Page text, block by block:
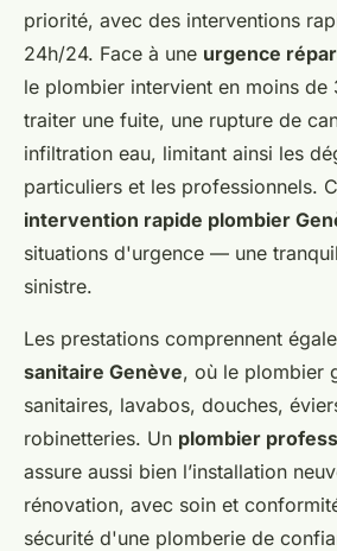
priorité, avec des interventions
24h/24. Face à une urgence
le plombier intervient en moins de
traiter une fuite, une rupture de
infiltration eau, limitant ainsi les
particuliers et les professionnels.
intervention rapide plombier
situations d'urgence — une
sinistre.
Les prestations comprennent
sanitaire Genève, où le plombier
sanitaires, lavabos, douches,
robinetteries. Un plombier
assure aussi bien l’installation
rénovation, avec soin et
sécurité d'une plomberie de